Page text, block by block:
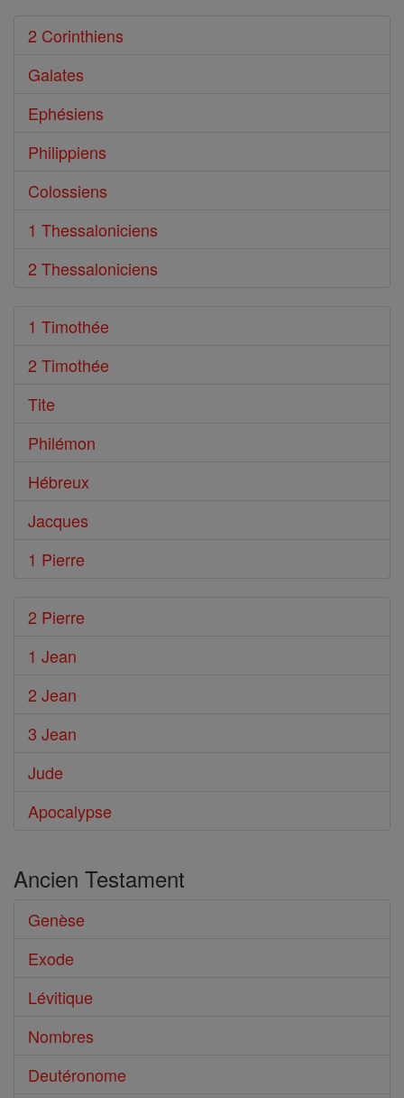
2 Corinthiens
Galates
Ephésiens
Philippiens
Colossiens
1 Thessaloniciens
2 Thessaloniciens
1 Timothée
2 Timothée
Tite
Philémon
Hébreux
Jacques
1 Pierre
2 Pierre
1 Jean
2 Jean
3 Jean
Jude
Apocalypse
Ancien Testament
Genèse
Exode
Lévitique
Nombres
Deutéronome